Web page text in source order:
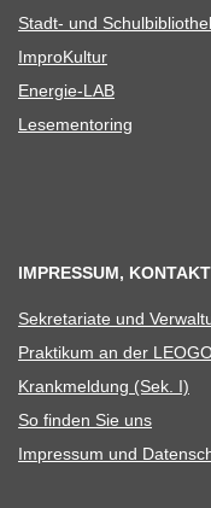
Stadt- und
Impro­Kul­tur
Ener­­gie-LAB
Lese­men­to­ring
IMPRESSUM,
Sekre­ta­riate und
Prak­ti­kum an der
Krank­mel­dung (Sek. I)
So fin­den Sie uns
Impres­sum und